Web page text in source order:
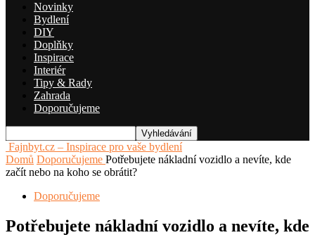
Novinky
Bydlení
DIY
Doplňky
Inspirace
Interiér
Tipy & Rady
Zahrada
Doporučujeme
Fajnbyt.cz – Inspirace pro vaše bydlení
Domů Doporučujeme Potřebujete nákladní vozidlo a nevíte, kde
začít nebo na koho se obrátit?
Doporučujeme
Potřebujete nákladní vozidlo a nevíte, kde